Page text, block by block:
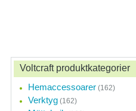
Voltcraft produktkategorier
Hemaccessoarer (162)
Verktyg (162)